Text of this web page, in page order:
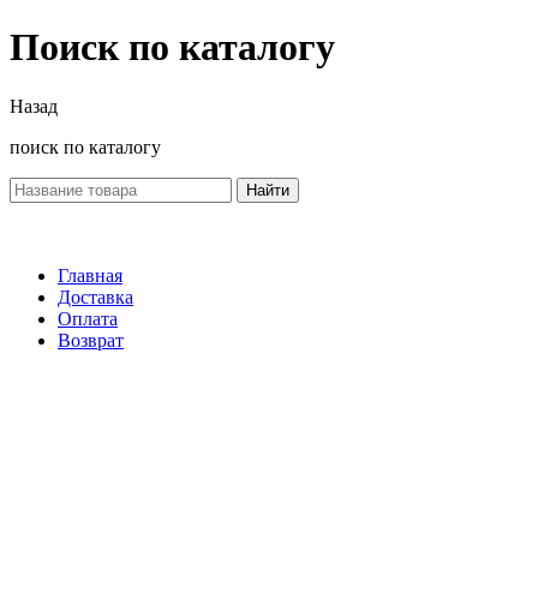
Поиск по каталогу
Назад
поиск по каталогу
Найти
Главная
Доставка
Оплата
Возврат